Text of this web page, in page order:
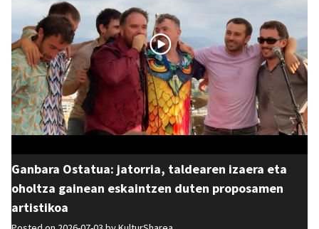
Ganbara Ostatua: jatorria, taldearen izaera eta
oholtza gainean eskaintzen duten proposamen
artistikoa